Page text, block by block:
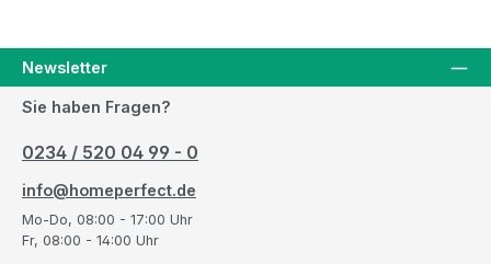
Newsletter
Sie haben Fragen?
0234 / 520 04 99 - 0
info@homeperfect.de
Mo-Do, 08:00 - 17:00 Uhr
Fr, 08:00 - 14:00 Uhr